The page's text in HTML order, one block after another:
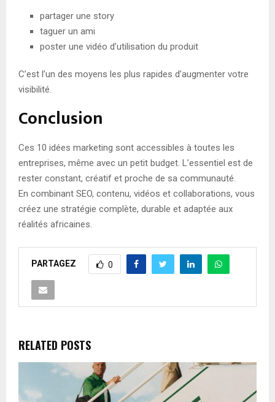
partager une story
taguer un ami
poster une vidéo d’utilisation du produit
C’est l’un des moyens les plus rapides d’augmenter votre
visibilité.
Conclusion
Ces 10 idées marketing sont accessibles à toutes les
entreprises, même avec un petit budget. L’essentiel est de
rester constant, créatif et proche de sa communauté.
En combinant SEO, contenu, vidéos et collaborations, vous
créez une stratégie complète, durable et adaptée aux
réalités africaines.
PARTAGEZ 0
RELATED POSTS